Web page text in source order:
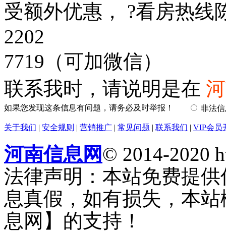
受额外优惠， ?看房热线
2202
7719（可加微信）
联系我时，请说明是在
如果您发现这条信息有问题，请务必及时举报！ 非法
关于我们 | 安全规则 | 营销推广 | 常见问题 | 联系我们 | VIP会员
河南信息网© 2014-2020
法律声明：本站免费提
息真假，如有损失，本
息网】的支持！